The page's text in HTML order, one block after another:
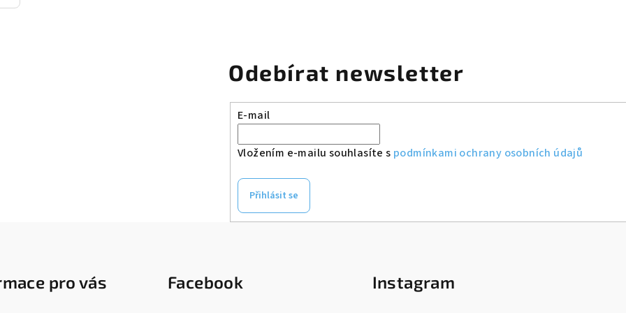
Odebírat newsletter
E-mail
Vložením e-mailu souhlasíte s podmínkami ochrany osobních údajů
Přihlásit se
pro vás Facebook Instagram